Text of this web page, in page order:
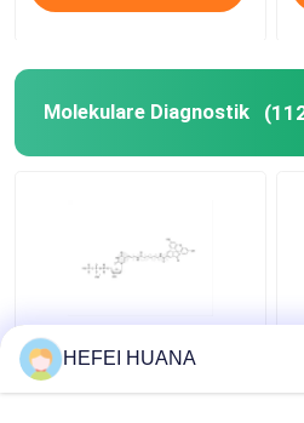
Zolldienst
Molekulare Diagnostik
Fluorescein-12-dUTP
1mM Natriumlösung
HEFEI HUANA